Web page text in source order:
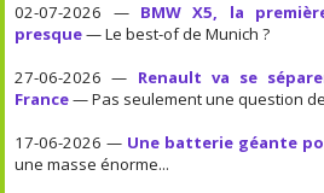
02-07-2026 — BMW X5, la
presque— Le best-of de Munich ?
27-06-2026 — Renault va se
France— Pas seulement une question
17-06-2026 — Une batterie géante
une masse énorme...